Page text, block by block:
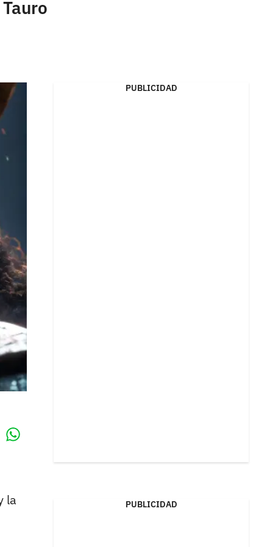
la
PUBLICIDAD
PUBLICIDAD